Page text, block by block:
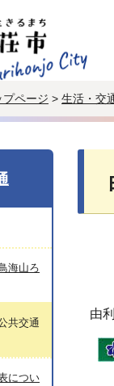
プページ > 生活・交
由
海山ろ
共交通
につい